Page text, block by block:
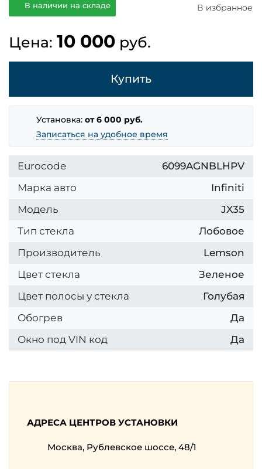
В наличии на складе В избранное
Цена: 10 000 руб.
Купить
Установка:от 6 000 руб.
Записаться на удобное время
Eurocode
6099AGNBLHPV
Марка авто
Infiniti
Модель
JX35
Тип стекла
Лобовое
Производитель
Lemson
Цвет стекла
Зеленое
Цвет полосы у стекла
Голубая
Обогрев
Да
Окно под VIN код
Да
АДРЕСА ЦЕНТРОВ УСТАНОВКИ
Москва, Рублевское шоссе, 48/1